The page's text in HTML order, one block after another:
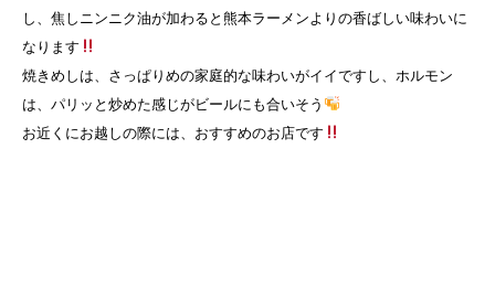
し、焦しニンニク油が加わると熊本ラーメンよりの香ばしい味わいに
なります
焼きめしは、さっぱりめの家庭的な味わいがイイですし、ホルモン
は、パリッと炒めた感じがビールにも合いそう
お近くにお越しの際には、おすすめのお店です